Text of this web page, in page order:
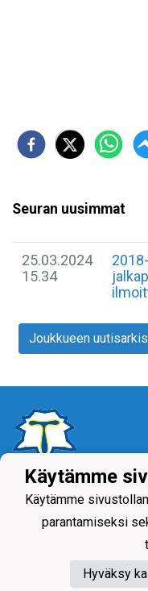
Seuran uusimmat
25.03.2024
15.34
Joukkueen
Tietosuojaseloste
Käytämme
Käytämme
parantamiseksi
Hyväksy